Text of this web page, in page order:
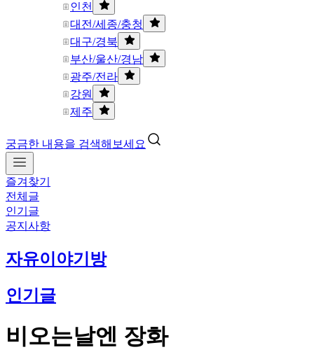
인천
대전/세종/충청
대구/경북
부산/울산/경남
광주/전라
강원
제주
궁금한 내용을 검색해보세요
즐겨찾기
전체글
인기글
공지사항
자유이야기방
인기글
비오는날엔 장화